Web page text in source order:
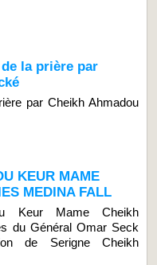
la prière par
par Cheikh Ahmadou
KEUR MAME
MEDINA FALL
Keur Mame Cheikh
du Général Omar Seck
de Serigne Cheikh